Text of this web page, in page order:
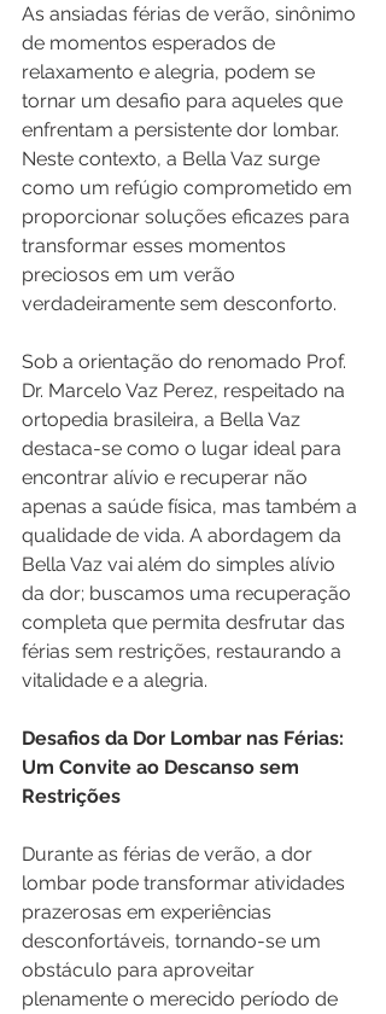
As ansiadas férias de verão, sinônimo
de momentos esperados de
relaxamento e alegria, podem se
tornar um desafio para aqueles que
enfrentam a persistente dor lombar.
Neste contexto, a Bella Vaz surge
como um refúgio comprometido em
proporcionar soluções eficazes para
transformar esses momentos
preciosos em um verão
verdadeiramente sem desconforto.
Sob a orientação do renomado Prof.
Dr. Marcelo Vaz Perez, respeitado na
ortopedia brasileira, a Bella Vaz
destaca-se como o lugar ideal para
encontrar alívio e recuperar não
apenas a saúde física, mas também a
qualidade de vida. A abordagem da
Bella Vaz vai além do simples alívio
da dor; buscamos uma recuperação
completa que permita desfrutar das
férias sem restrições, restaurando a
vitalidade e a alegria.
Desafios da Dor Lombar nas Férias:
Um Convite ao Descanso sem
Restrições
Durante as férias de verão, a dor
lombar pode transformar atividades
prazerosas em experiências
desconfortáveis, tornando-se um
obstáculo para aproveitar
plenamente o merecido período de